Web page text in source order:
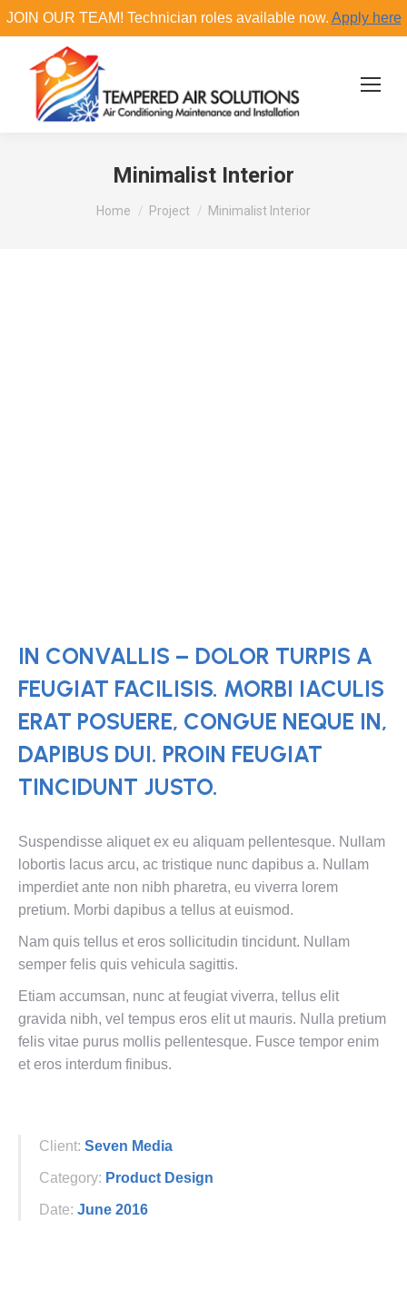
JOIN OUR TEAM! Technician roles available now. Apply here
Search:
Minimalist Interior
You are here:
Home Project Minimalist Interior
IN CONVALLIS – DOLOR TURPIS A
FEUGIAT FACILISIS. MORBI IACULIS
ERAT POSUERE, CONGUE NEQUE IN,
DAPIBUS DUI. PROIN FEUGIAT
TINCIDUNT JUSTO.
Suspendisse aliquet ex eu aliquam pellentesque. Nullam
lobortis lacus arcu, ac tristique nunc dapibus a. Nullam
imperdiet ante non nibh pharetra, eu viverra lorem
pretium. Morbi dapibus a tellus at euismod.
Nam quis tellus et eros sollicitudin tincidunt. Nullam
semper felis quis vehicula sagittis.
Etiam accumsan, nunc at feugiat viverra, tellus elit
gravida nibh, vel tempus eros elit ut mauris. Nulla pretium
felis vitae purus mollis pellentesque. Fusce tempor enim
et eros interdum finibus.
Client: Seven Media
Category: Product Design
Date: June 2016